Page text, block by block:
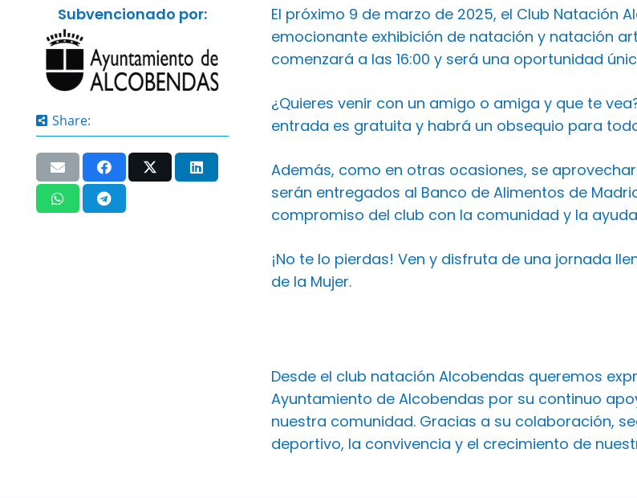
Subvencionado por:
Share:
El próximo 9 de marzo de 2025, el Club Natación
emocionante exhibición de natación y natación
comenzará a las 16:00 y será una oportunidad
¿Quieres venir con un amigo o amiga y que te
entrada es gratuita y habrá un obsequio para
Además, como en otras ocasiones, se
serán entregados al Banco de Alimentos de
compromiso del club con la comunidad y la
¡No te lo pierdas! Ven y disfruta de una jornada
de la Mujer.
Desde el club natación Alcobendas queremos
Ayuntamiento de Alcobendas por su continuo
nuestra comunidad. Gracias a su colaboración,
deportivo, la convivencia y el crecimiento de